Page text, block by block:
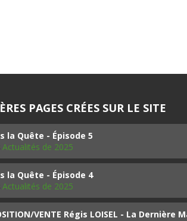
PAGES CRÉES SUR LE SITE
la Quête - Épisode 5
Actualités de 2025
la Quête - Épisode 4
Actualités de 2025
VENTE Régis LOISEL - La Dernière